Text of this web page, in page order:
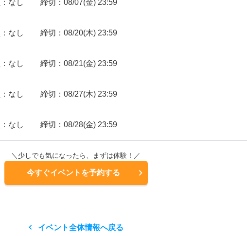
なし 締切：08/07(金) 23:59
なし 締切：08/20(木) 23:59
なし 締切：08/21(金) 23:59
なし 締切：08/27(木) 23:59
なし 締切：08/28(金) 23:59
＼少しでも気になったら、まずは体験！／
今すぐイベントを予約する
イベント全体情報へ戻る